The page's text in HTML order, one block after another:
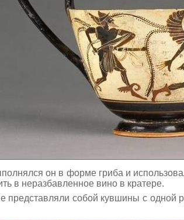
он в форме гриба и
в неразбавленное вино в кратере.
собой кувшины с одной